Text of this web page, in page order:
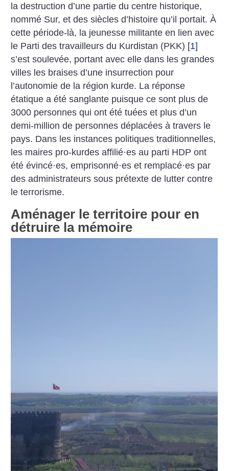
la destruction d’une partie du centre historique,
nommé Sur, et des siècles d’histoire qu’il portait. À
cette période-là, la jeunesse militante en lien avec
le Parti des travailleurs du Kurdistan (PKK) [1]
s’est soulevée, portant avec elle dans les grandes
villes les braises d’une insurrection pour
l’autonomie de la région kurde. La réponse
étatique a été sanglante puisque ce sont plus de
3000 personnes qui ont été tuées et plus d’un
demi-million de personnes déplacées à travers le
pays. Dans les instances politiques traditionnelles,
les maires pro-kurdes affilié·es au parti HDP ont
été évincé·es, emprisonné·es et remplacé·es par
des administrateurs sous prétexte de lutter contre
le terrorisme.
Aménager le territoire pour en
détruire la mémoire